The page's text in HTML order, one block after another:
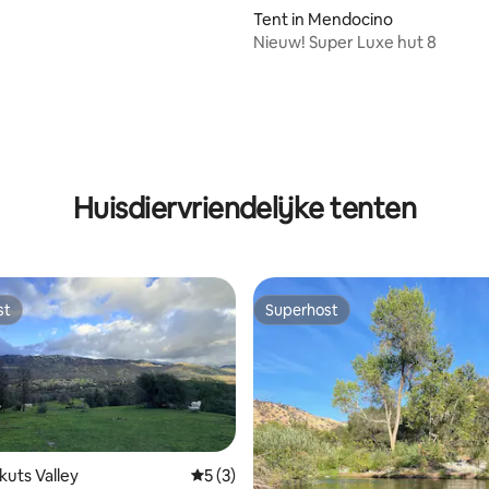
van 4,87 uit 5, 60 recensies
Tent in Mendocino
Nieuw! Super Luxe hut 8
Huisdiervriendelijke tenten
Valley Gemiddelde beoordeling van 5 uit 5, 3
5 (3)
Superhost
Superhost